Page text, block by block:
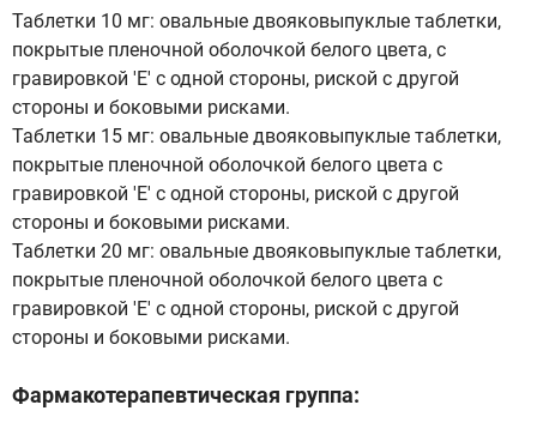
Таблетки 10 мг: овальные двояковыпуклые таблетки,
покрытые пленочной оболочкой белого цвета, с
гравировкой 'Е' с одной стороны, риской с другой
стороны и боковыми рисками.
Таблетки 15 мг: овальные двояковыпуклые таблетки,
покрытые пленочной оболочкой белого цвета с
гравировкой 'Е' с одной стороны, риской с другой
стороны и боковыми рисками.
Таблетки 20 мг: овальные двояковыпуклые таблетки,
покрытые пленочной оболочкой белого цвета с
гравировкой 'Е' с одной стороны, риской с другой
стороны и боковыми рисками.
Фармакотерапевтическая группа: